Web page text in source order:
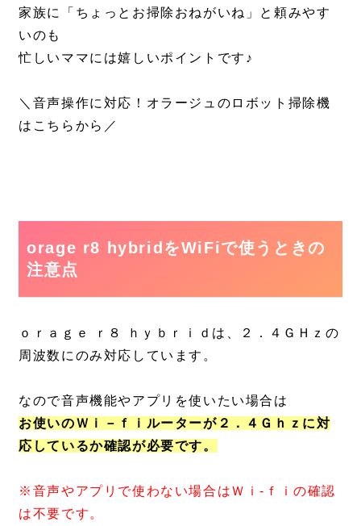
家族に「ちょっとお掃除おねがいね」と頼みやす
いのも
忙しいママには嬉しいポイントです♪
＼音声操作に対応！オラージュのロボット掃除機
はこちらから／
orage r8 hybridをWiFiで使うときの
注意点
ｏｒａｇｅ ｒ８ ｈｙｂｒｉｄは、２．４ＧＨｚの
周波数にのみ対応しています。
なので音声機能やアプリを使いたい場合は
お使いのＷｉ－ｆｉルーターが２．４Ｇｈｚに対
応しているか確認が必要です。
※音声やアプリで使わない場合はＷｉ-ｆｉの確認
は不要です。